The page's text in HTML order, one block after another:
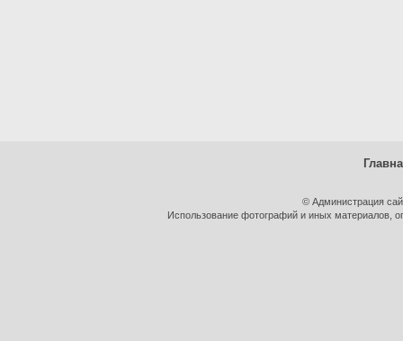
© Администрация
Использование фотографий и иных материалов,